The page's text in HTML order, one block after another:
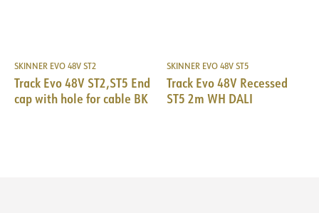
SKINNER EVO 48V ST2
Track Evo 48V ST2,ST5 End
cap with hole for cable BK
SKINNER EVO 48V ST5
Track Evo 48V Recessed
ST5 2m WH DALI